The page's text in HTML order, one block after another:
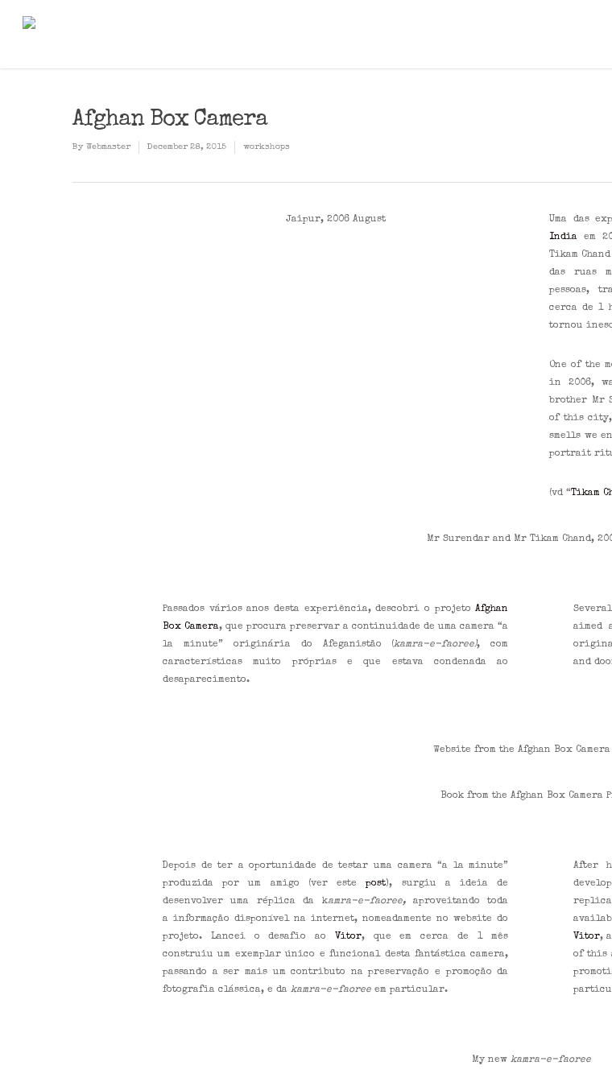
Afghan Box Camera
By Webmaster December 28, 2015 workshops
Jaipur, 2006 August
Uma das
India em
Tikam
das ruas
pessoas,
cerca de 1
tornou
One of the
in 2006,
brother Mr
of this city,
smells we
portrait
(vd “Tikam
Mr Surendar and Mr Tikam Chand,
Passados vários anos desta experiência, descobri o projetoAfghan
Box Camera, que procura preservar a continuidade de uma camera “a
la minute” originária do Afeganistão (kamra-e-faoree), com
características muito próprias e que estava condenada ao
desaparecimento.
aimed
and
Website from the Afghan Box
Book from the Afghan Box Camera
Depois de ter a oportunidade de testar uma camera “a la minute”
produzida por um amigo (ver estepost), surgiu a ideia de
desenvolver uma réplica da kamra-e-faoree, aproveitando toda
a informação disponível na internet, nomeadamente no website do
projeto.
Lancei o desafio ao Vitor, que em cerca de 1 mês
construiu um exemplar único e funcional desta fantástica camera,
passando a ser mais um contributo na preservação e promoção da
fotografia clássica, e da kamra-e-faoree em particular.
After
Vitor,
of this
My new kamra-e-faoree